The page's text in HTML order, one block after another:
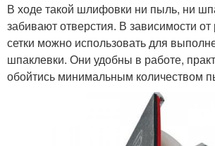
В ходе такой шлифовки ни пыль, ни
забивают отверстия. В зависимости от
сетки можно использовать для
шпаклевки. Они удобны в работе,
обойтись минимальным количеством